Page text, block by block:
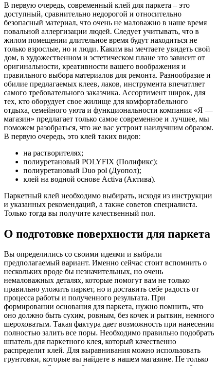
В первую очередь, современный клей для паркета – это
доступный, сравнительно недорогой и относительно
безопасный материал, что очень не маловажно в наше время
повальной аллергизации людей. Следует учитывать, что в
жилом помещении длительное время будут находиться не
только взрослые, но и люди. Каким вы мечтаете увидеть свой
дом, в художественном и эстетическом плане это зависит от
оригинальности, креативности вашего воображения и
правильного выбора материалов для ремонта. Разнообразие и
обилие предлагаемых клеев, лаков, инструмента впечатляет
самого требовательного заказчика. Ассортимент широк, для
тех, кто оборудует свое жилище для комфортабельного
отдыха, семейного уюта и функциональности компания «Я —
магазин» предлагает только самое современное и лучшее, мы
поможем разобраться, что же вас устроит наилучшим образом.
В первую очередь, это клей таких видов:
на растворителях;
полиуретановый POLYFIX (Полификс);
полиуретановый Duo pol (Дуопол);
клей на водной основе Activa (Актива).
Паркетный клей необходимо выбирать, исходя из инструкции
и указанных рекомендаций, а также советов специалиста.
Только тогда вы получите качественный пол.
О подготовке поверхности для паркета
Вы определились со своими идеями и выбрали
предполагаемый вариант. Именно сейчас стоит вспомнить о
нескольких вроде бы незначительных, но очень
немаловажных деталях, которые помогут вам не только
правильно уложить паркет, но и доставить себе радость от
процесса работы и полученного результата. При
формировании основания для паркета, нужно помнить, что
оно должно быть сухим, ровным, без кочек и рытвин, немного
шероховатым. Такая фактура дает возможность при нанесении
полностью залить все поры. Необходимо правильно подобрать
шпатель для паркетного клея, который качественно
распределит клей. Для выравнивания можно использовать
грунтовки, которые вы найдете в нашем магазине. Не только